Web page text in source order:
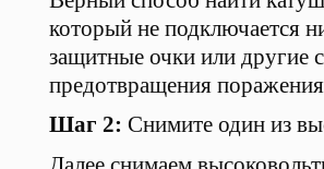
который не подключается
защитные очки или другие
предотвращения
Шаг 2: Снимите один из